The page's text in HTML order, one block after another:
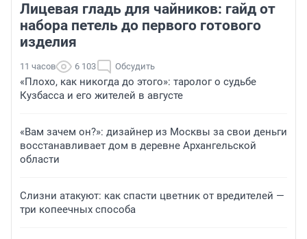
Лицевая гладь для чайников: гайд от
набора петель до первого готового
изделия
11 часов 6 103 Обсудить
«Плохо, как никогда до этого»: таролог о судьбе
Кузбасса и его жителей в августе
«Вам зачем он?»: дизайнер из Москвы за свои деньги
восстанавливает дом в деревне Архангельской
области
Слизни атакуют: как спасти цветник от вредителей —
три копеечных способа